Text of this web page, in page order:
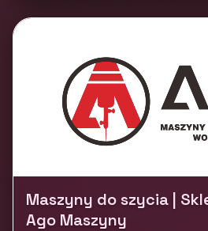
Maszyny do szycia |
Ago Maszyny